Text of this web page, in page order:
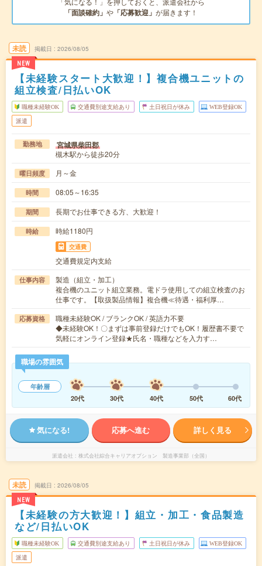
「面談確約」 や 「応募歓迎」 が届きます！
未読
NEW
掲載日 2026/08/05
【未経験スタート大歓迎！】複合機ユニットの
組立検査/日払いOK
職種未経験OK 交通費別途支給あり 土日祝日が休み WEB登録OK
派遣
勤務地 宮城県柴田郡
槻木駅から徒歩20分
曜日頻度 月～金
時間 08:05～16:35
期間 長期でお仕事できる方、大歓迎！
時給 時給1180円
交通費
交通費規定内支給
仕事内容
製造（組立・加工）
複合機のユニット組立業務。電ドラ使用しての組立検査のお
仕事です。【取扱製品情報】複合機≪待遇・福利厚…
応募資格
職種未経験OK / ブランクOK / 英語力不要
◆未経験OK！〇まずは事前登録だけでもOK！履歴書不要で
気軽にオンライン登録★氏名・職種などを入力す…
職場の雰囲気
年齢層
20代
30代 40代 50代 60代
気になる! 応募へ進む 詳しく見る
派遣会社 株式会社綜合キャリアオプション 製造事業部（全国）
未読
NEW
掲載日 2026/08/05
【未経験の方大歓迎！】組立・加工・食品製造
など/日払いOK
職種未経験OK 交通費別途支給あり 土日祝日が休み WEB登録OK
派遣